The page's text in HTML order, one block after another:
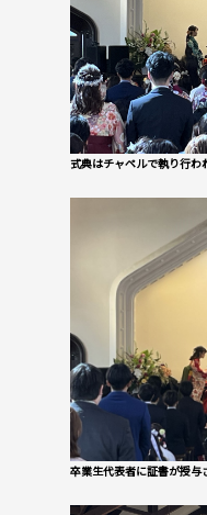
式典はチャペルで執り行わ
卒業生代表者に証書が授与